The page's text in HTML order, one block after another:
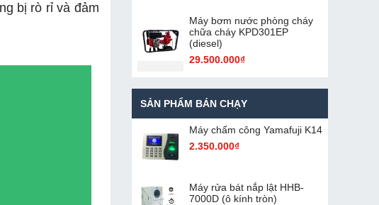
bị rò rỉ và đảm
Máy bơm nước phòng cháy
chữa cháy KPD301EP
(diesel)
29.500.000₫
SẢN PHẨM BÁN CHẠY
Máy chấm cô​ng Yamafuji K14
2.350.000₫
Máy rửa bát nắp lật HHB-
7000D (ô kính tròn)